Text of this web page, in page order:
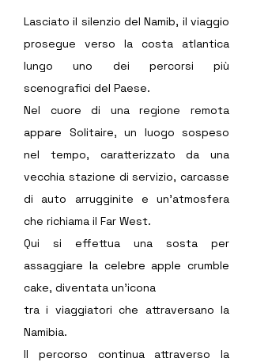
Lasciato il silenzio del Namib, il viaggio
prosegue verso la costa atlantica
lungo uno dei percorsi più
scenografici del Paese.
Nel cuore di una regione remota
appare Solitaire, un luogo sospeso
nel tempo, caratterizzato da una
vecchia stazione di servizio, carcasse
di auto arrugginite e un’atmosfera
che richiama il Far West.
Qui si effettua una sosta per
assaggiare la celebre apple crumble
cake, diventata un’icona
tra i viaggiatori che attraversano la
Namibia.
Il percorso continua attraverso la